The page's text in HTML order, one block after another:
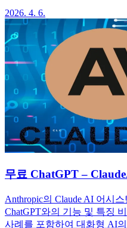
2026. 4. 6.
무료 ChatGPT –
Anthropic의 Claude AI 어시
ChatGPT와의 기능 및 특징
사례를 포함하여 대화형 AI